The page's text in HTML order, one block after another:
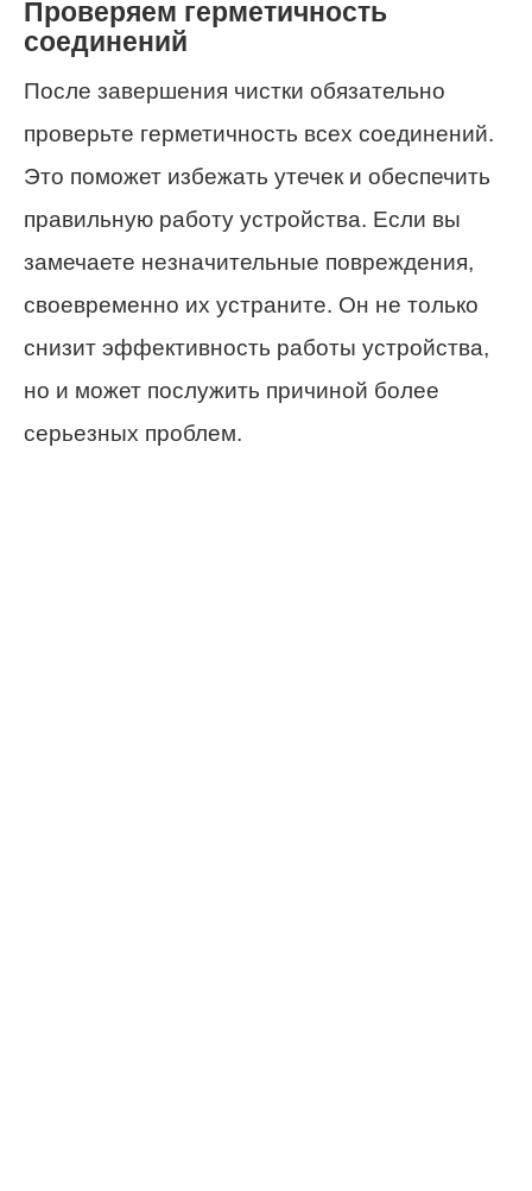
Проверяем герметичность
соединений
После завершения чистки обязательно
проверьте герметичность всех соединений.
Это поможет избежать утечек и обеспечить
правильную работу устройства. Если вы
замечаете незначительные повреждения,
своевременно их устраните. Он не только
снизит эффективность работы устройства,
но и может послужить причиной более
серьезных проблем.